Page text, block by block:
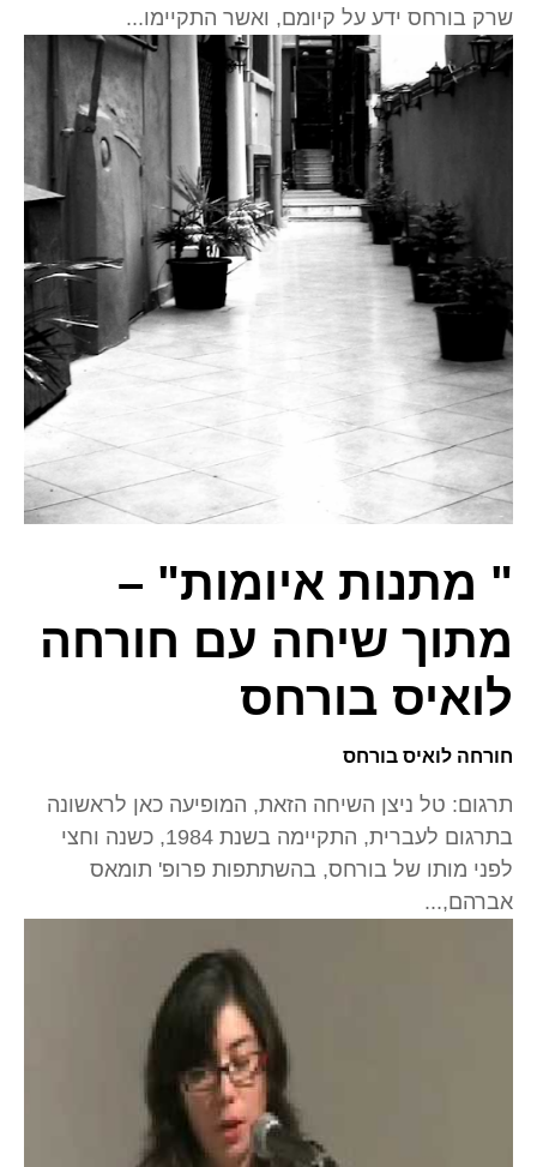
שרק בורחס ידע על קיומם, ואשר התקיימו...
" מתנות איומות" –
מתוך שיחה עם חורחה
לואיס בורחס
חורחה לואיס בורחס
תרגום: טל ניצן השיחה הזאת, המופיעה כאן לראשונה
בתרגום לעברית, התקיימה בשנת 1984, כשנה וחצי
לפני מותו של בורחס, בהשתתפות פרופ' תומאס
אברהם,...